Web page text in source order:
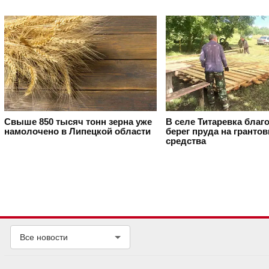
Свыше 850 тысяч тонн зерна уже
намолочено в Липецкой области
В селе Титаревка
берег пруда на
средства
Все новости